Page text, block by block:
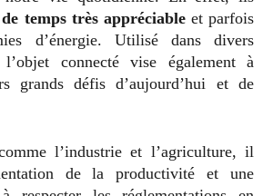
temps très appréciable etparfois
d’énergie. Utilisé dans divers
l’objet connecté vise également à
grands défis d’aujourd’hui et de
l’industrie et l’agriculture, il
de la productivité et une